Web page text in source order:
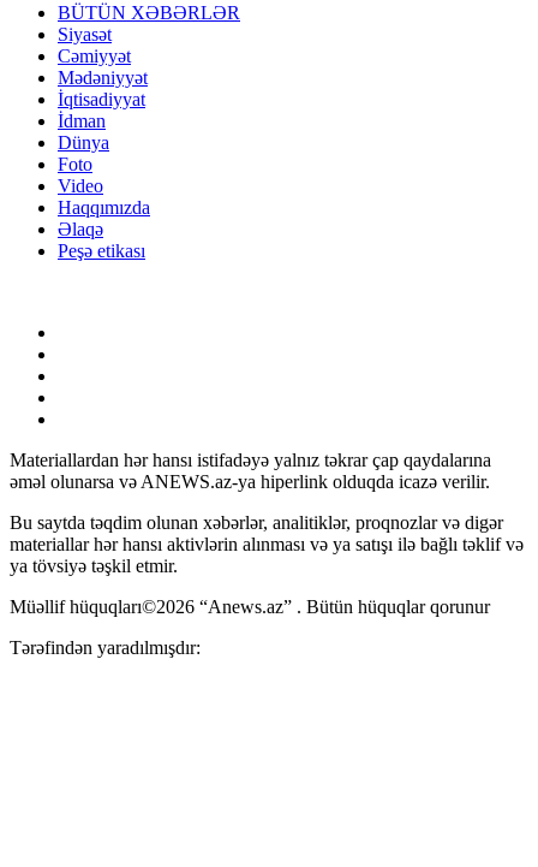
BÜTÜN XƏBƏRLƏR
Siyasət
Cəmiyyət
Mədəniyyət
İqtisadiyyat
İdman
Dünya
Foto
Video
Haqqımızda
Əlaqə
Peşə etikası
Materiallardan hər hansı istifadəyə yalnız təkrar çap qaydalarına
əməl olunarsa və ANEWS.az-ya hiperlink olduqda icazə verilir.
Bu saytda təqdim olunan xəbərlər, analitiklər, proqnozlar və digər
materiallar hər hansı aktivlərin alınması və ya satışı ilə bağlı təklif və
ya tövsiyə təşkil etmir.
Müəllif hüquqları©2026 “Anews.az” . Bütün hüquqlar qorunur
Tərəfindən yaradılmışdır: